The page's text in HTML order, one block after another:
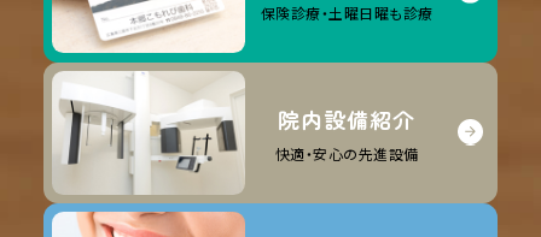
保険診療・土曜日曜も診療
院内設備紹介
快適・安心の先進設備